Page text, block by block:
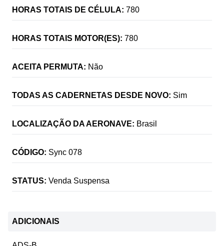
HORAS TOTAIS DE CÉLULA: 780
HORAS TOTAIS MOTOR(ES): 780
ACEITA PERMUTA: Não
TODAS AS CADERNETAS DESDE NOVO: Sim
LOCALIZAÇÃO DA AERONAVE: Brasil
CÓDIGO: Sync 078
STATUS: Venda Suspensa
ADICIONAIS